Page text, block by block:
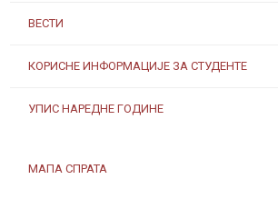
ВЕСТИ
КОРИСНЕ ИНФОРМАЦИЈЕ ЗА СТУДЕНТЕ
УПИС НАРЕДНЕ ГОДИНЕ
МАПА СПРАТА